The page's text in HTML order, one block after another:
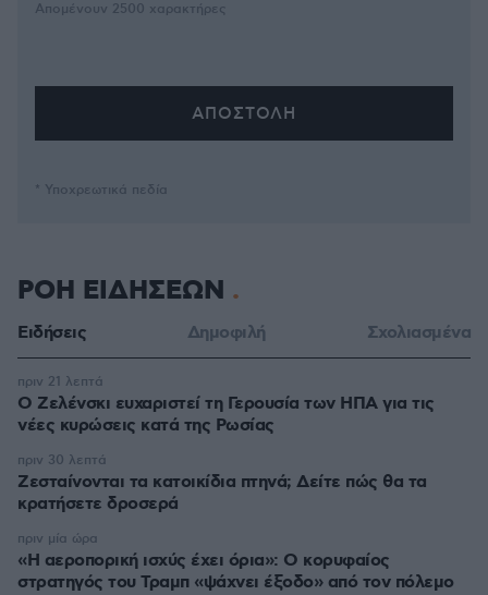
Απομένουν 2500 χαρακτήρες
* Υποχρεωτικά πεδία
ΡΟΗ ΕΙΔΗΣΕΩΝ
Ειδήσεις Δημοφιλή Σχολιασμένα
Ο Ζελένσκι ευχαριστεί τη Γερουσία των ΗΠΑ για τις
νέες κυρώσεις κατά της Ρωσίας
πριν 21 λεπτά
Ζεσταίνονται τα κατοικίδια πτηνά; Δείτε πώς θα τα
κρατήσετε δροσερά
πριν 30 λεπτά
«Η αεροπορική ισχύς έχει όρια»: Ο κορυφαίος
στρατηγός του Τραμπ «ψάχνει έξοδο» από τον πόλεμο
πριν μία ώρα